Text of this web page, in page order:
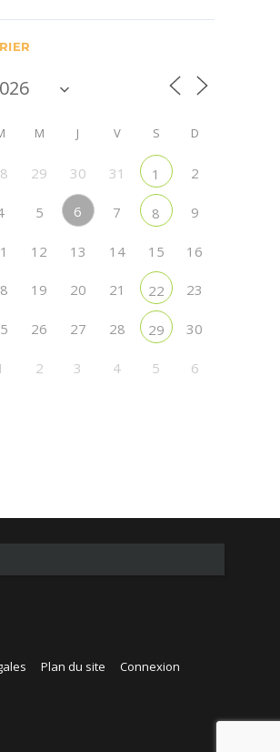
M J V S D
29 30 31 1 2
5 6 7 8 9
12 13 14 15 16
19 20 21 22 23
26 27 28 29 30
2 3 4 5 6
Plan du site Connexion